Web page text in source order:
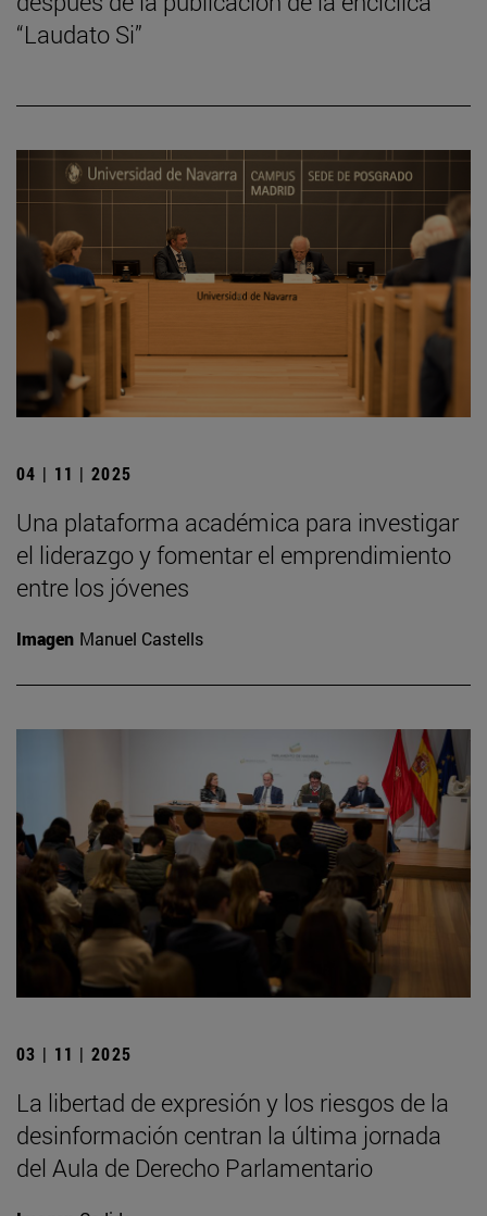
“Laudato Si”
04 | 11 | 2025
Una plataforma académica para investigar
el liderazgo y fomentar el emprendimiento
entre los jóvenes
Imagen Manuel Castells
03 | 11 | 2025
La libertad de expresión y los riesgos de la
desinformación centran la última jornada
del Aula de Derecho Parlamentario